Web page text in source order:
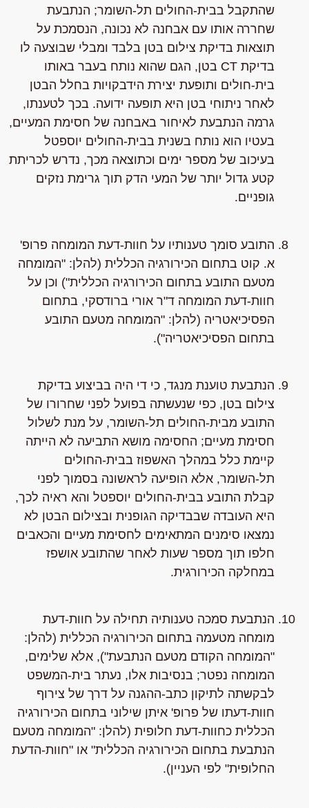
שהתקבל בבית-החולים תל-השומר; הנתבעת
שחררה אותו עם אבחנה לא נכונה, הנסמכת על
תוצאות בדיקת צילום בטן בלבד ומבלי שבוצעה לו
בדיקת CT בטן, הגם שהוא נותח בעבר באותו
בית-חולים ותופעת יצירת הידבקויות בחלל הבטן
לאחר ניתוחי בטן היא תופעה ידועה. בכך לטענתו,
גרמה הנתבעת לאיחור באבחנה של חסימת המעיים,
בעטיו הוא נותח בשנית בבית-החולים יוספטל
בעיכוב של מספר ימים וכתוצאה מכך, נדרש לכריתת
קטע גדול יותר של המעי הדק תוך גרימת נזקים
גופניים.
התובע סומך טענותיו על חוות-דעת המומחה פרופ'
א. קוט בתחום הכירורגיה הכללית (להלן: "המומחה
מטעם התובע בתחום הכירורגיה הכללית") וכן על
חוות-דעת המומחה ד"ר אורי ברודסקי, בתחום
הפסיכיאטריה (להלן: "המומחה מטעם התובע
בתחום הפסיכיאטריה").
הנתבעת טוענת מנגד, כי די היה בביצוע בדיקת
צילום בטן, כפי שנעשתה בפועל לפני שחרורו של
התובע מבית-החולים תל-השומר, על מנת לשלול
חסימת מעיים; החסימה מושא התביעה לא הייתה
קיימת כלל במהלך האשפוז בבית-החולים
תל-השומר, אלא הופיעה לראשונה בסמוך לפני
קבלת התובע בבית-החולים יוספטל והא ראיה לכך,
היא העובדה שבבדיקה הגופנית ובצילום הבטן לא
נמצאו סימנים המתאימים לחסימת מעיים והכאבים
חלפו תוך מספר שעות לאחר שהתובע אושפז
במחלקה הכירורגית.
הנתבעת סמכה טענותיה תחילה על חוות-דעת
מומחה מטעמה בתחום הכירורגיה הכללית (להלן:
"המומחה הקודם מטעם הנתבעת"), אלא שלימים,
המומחה נפטר; בנסיבות אלו, נעתר בית-המשפט
לבקשתה לתיקון כתב-ההגנה על דרך של צירוף
חוות-דעתו של פרופ' איתן שילוני בתחום הכירורגיה
הכללית כחוות-דעת חלופית (להלן: "המומחה מטעם
הנתבעת בתחום הכירורגיה הכללית" או "חוות-הדעת
החלופית" לפי העניין).